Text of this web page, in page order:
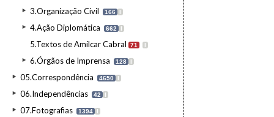
3.Organização Civil 166 I
4.Ação Diplomática 662 I
5.Textos de Amílcar Cabral 71 I
6.Órgãos de Imprensa 128 I
05.Correspondência 4650 I
06.Independências 42 I
07.Fotografias 1394 I